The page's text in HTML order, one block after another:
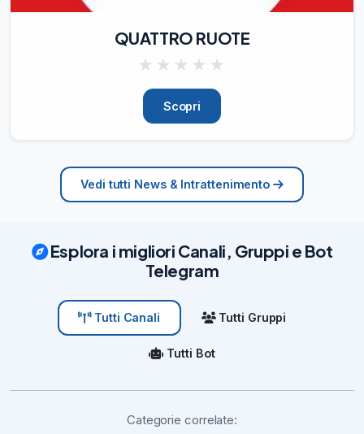
QUATTRO RUOTE
★ ★ ★ ★ ★
Scopri
Vedi tutti News & Intrattenimento
Esplora i migliori Canali, Gruppi e Bot
Telegram
Tutti Canali Tutti Gruppi
Tutti Bot
Categorie correlate: